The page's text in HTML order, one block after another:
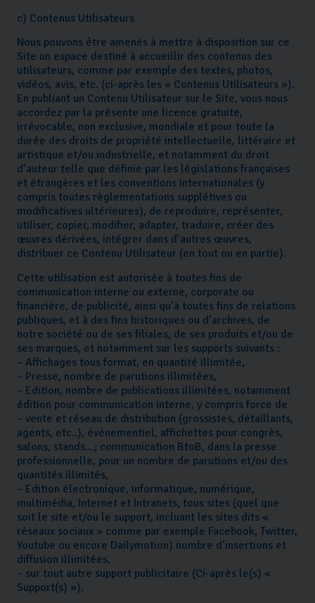
c) Contenus Utilisateurs
Nous pouvons être amenés à mettre à disposition sur ce
Site un espace destiné à accueillir des contenus des
utilisateurs, comme par exemple des textes, photos,
vidéos, avis, etc. (ci-après les « Contenus Utilisateurs »).
En publiant un Contenu Utilisateur sur le Site, vous nous
accordez par la présente une licence gratuite,
irrévocable, non exclusive, mondiale et pour toute la
durée des droits de propriété intellectuelle, littéraire et
artistique et/ou industrielle, et notamment du droit
d’auteur telle que définie par les législations françaises
et étrangères et les conventions internationales (y
compris toutes règlementations supplétives ou
modificatives ultérieures), de reproduire, représenter,
utiliser, copier, modifier, adapter, traduire, créer des
œuvres dérivées, intégrer dans d’autres œuvres,
distribuer ce Contenu Utilisateur (en tout ou en partie).
Cette utilisation est autorisée à toutes fins de
communication interne ou externe, corporate ou
financière, de publicité, ainsi qu’à toutes fins de relations
publiques, et à des fins historiques ou d’archives, de
notre société ou de ses filiales, de ses produits et/ou de
ses marques, et notamment sur les supports suivants :
– Affichages tous format, en quantité illimitée,
– Presse, nombre de parutions illimitées,
– Edition, nombre de publications illimitées, notamment
édition pour communication interne, y compris force de
– vente et réseau de distribution (grossistes, détaillants,
agents, etc..), événementiel, affichettes pour congrès,
salons, stands…; communication BtoB, dans la presse
professionnelle, pour un nombre de parutions et/ou des
quantités illimités,
– Edition électronique, informatique, numérique,
multimédia, Internet et Intranets, tous sites (quel que
soit le site et/ou le support, incluant les sites dits «
réseaux sociaux » comme par exemple Facebook, Twitter,
Youtube ou encore Dailymotion) nombre d’insertions et
diffusion illimitées,
– sur tout autre support publicitaire (Ci-après le(s) «
Support(s) »).